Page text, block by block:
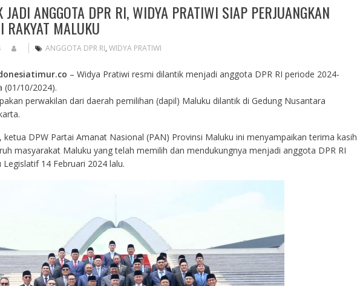
JADI ANGGOTA DPR RI, WIDYA PRATIWI SIAP PERJUANGKAN
RAKYAT MALUKU
ANGGOTA DPR RI, WIDYA PRATIWI
– Widya Pratiwi resmi dilantik menjadi anggota DPR RI periode 2024-
(01/10/2024).
perwakilan dari daerah pemilihan (dapil) Maluku dilantik di Gedung Nusantara
ketua DPW Partai Amanat Nasional (PAN) Provinsi Maluku ini menyampaikan terima kasih
masyarakat Maluku yang telah memilih dan mendukungnya menjadi anggota DPR RI
Legislatif 14 Februari 2024 lalu.